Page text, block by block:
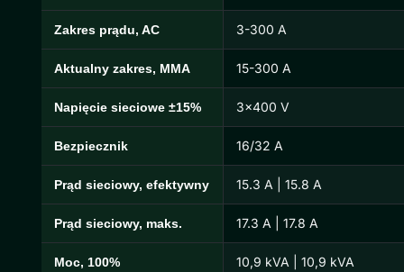
Zakres prądu, AC 3-300 A
Aktualny zakres, MMA 15-300 A
Napięcie sieciowe ±15% 3×400 V
Bezpiecznik 16/32 A
Prąd sieciowy, efektywny 15.3 A | 15.8 A
Prąd sieciowy, maks. 17.3 A | 17.8 A
Moc, 100% 10,9 kVA | 10,9 kVA